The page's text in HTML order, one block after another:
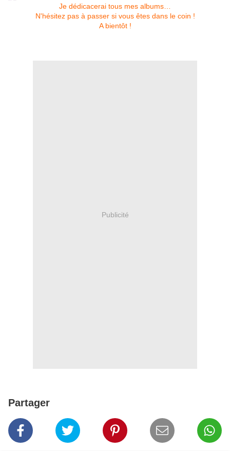
Je dédicacerai tous mes albums…
N'hésitez pas à passer si vous êtes dans le coin !
A bientôt !
Publicité
Partager